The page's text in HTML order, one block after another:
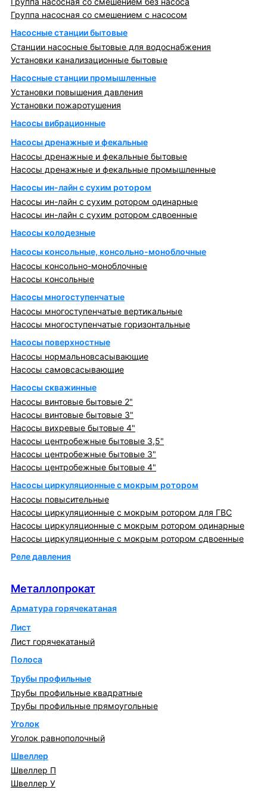
Группа насосная со смешением с насосом
Насосные станции бытовые
Станции насосные бытовые для водоснабжения
Установки канализационные бытовые
Насосные станции промышленные
Установки повышения давления
Установки пожаротушения
Насосы вибрационные
Насосы дренажные и фекальные
Насосы дренажные и фекальные бытовые
Насосы дренажные и фекальные промышленные
Насосы ин-лайн с сухим ротором
Насосы ин-лайн с сухим ротором одинарные
Насосы ин-лайн с сухим ротором сдвоенные
Насосы колодезные
Насосы консольные, консольно-моноблочные
Насосы консольно-моноблочные
Насосы консольные
Насосы многоступенчатые
Насосы многоступенчатые вертикальные
Насосы многоступенчатые горизонтальные
Насосы поверхностные
Насосы нормальновсасывающие
Насосы самовсасывающие
Насосы скважинные
Насосы винтовые бытовые 2"
Насосы винтовые бытовые 3"
Насосы вихревые бытовые 4"
Насосы центробежные бытовые 3,5"
Насосы центробежные бытовые 3"
Насосы центробежные бытовые 4"
Насосы циркуляционные с мокрым ротором
Насосы повысительные
Насосы циркуляционные с мокрым ротором для ГВС
Насосы циркуляционные с мокрым ротором одинарные
Насосы циркуляционные с мокрым ротором сдвоенные
Реле давления
Металлопрокат
Арматура горячекатаная
Лист
Лист горячекатаный
Полоса
Трубы профильные
Трубы профильные квадратные
Трубы профильные прямоугольные
Уголок
Уголок равнополочный
Швеллер
Швеллер П
Швеллер У